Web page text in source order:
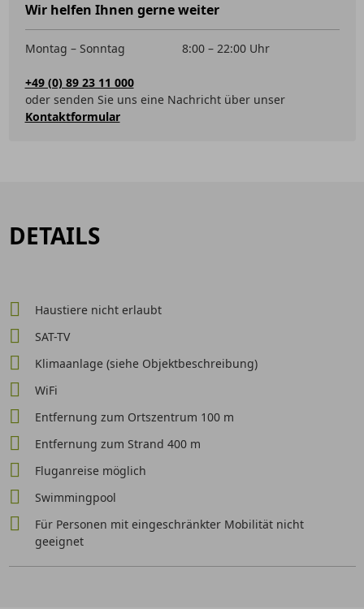
Wir helfen Ihnen gerne weiter
Montag – Sonntag 8:00 – 22:00 Uhr
+49 (0) 89 23 11 000
oder senden Sie uns eine Nachricht über unser
Kontaktformular
DETAILS
Haustiere nicht erlaubt
SAT-TV
Klimaanlage (siehe Objektbeschreibung)
WiFi
Entfernung zum Ortszentrum 100 m
Entfernung zum Strand 400 m
Fluganreise möglich
Swimmingpool
Für Personen mit eingeschränkter Mobilität nicht
geeignet